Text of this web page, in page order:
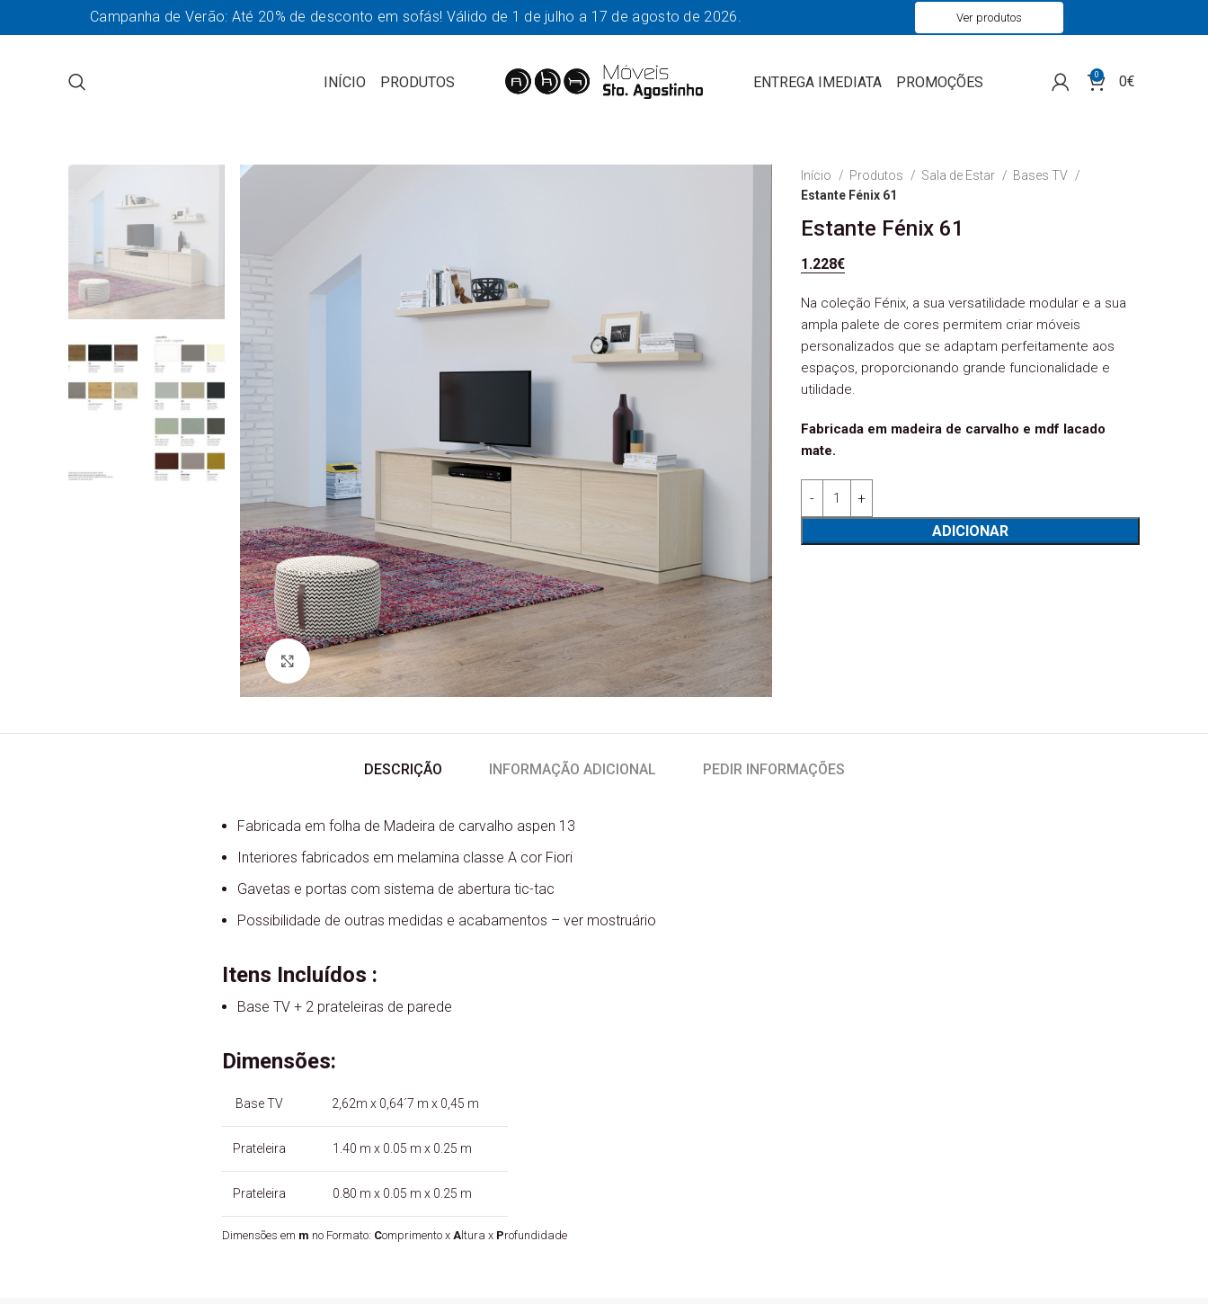
INÍCIO PRODUTOS ENTREGA IMEDIATA PROMOÇÕES 0 0€
Ver Imagem
Início Produtos Sala de Estar
Bases TV
Estante Fénix 61
Estante Fénix 61
1.228€
Na coleção Fénix, a sua versatilidade modular e a sua
ampla palete de cores permitem criar móveis
personalizados que se adaptam perfeitamente aos
espaços, proporcionando grande funcionalidade e
utilidade.
Fabricada em madeira de carvalho e mdf lacado
mate.
ADICIONAR
DESCRIÇÃO INFORMAÇÃO ADICIONAL PEDIR INFORMAÇÕES
Fabricada em folha de Madeira de carvalho aspen 13
Interiores fabricados em melamina classe A cor Fiori
Gavetas e portas com sistema de abertura tic-tac
Possibilidade de outras medidas e acabamentos – ver mostruário
Itens Incluídos :
Base TV + 2 prateleiras de parede
Dimensões:
Base TV 2,62m x 0,64´7 m x 0,45 m
Prateleira 1.40 m x 0.05 m x 0.25 m
Prateleira 0.80 m x 0.05 m x 0.25 m
Dimensões em m no Formato: Comprimento x Altura x Profundidade
Campanha de Verão: Até 20% de desconto em sofás! Válido de 1 de julho a 17 de agosto de 2026. Ver produtos